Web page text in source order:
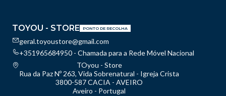
TOYOU - STORE PONTO DE RECOLHA
geral.toyoustore@gmail.com
+351965684950 - Chamada para a Rede Móvel Nacional
TOyou - Store
Rua da Paz Nº 263, Vida Sobrenatural - Igreja Crista
3800-587 CACIA - AVEIRO
Aveiro - Portugal